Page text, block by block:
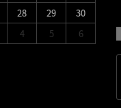
28 29
30
4 5 6